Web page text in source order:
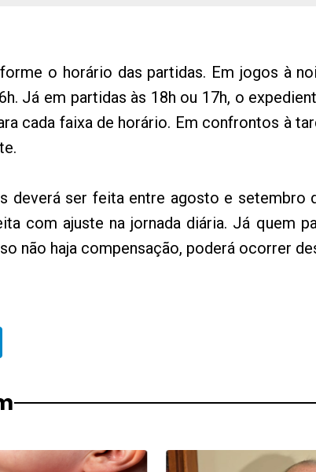
o horário das partidas. Em jogos à
Já em partidas às 18h ou 17h, o
cada faixa de horário. Em confrontos à
deverá ser feita entre agosto e setembro
com ajuste na jornada diária. Já quem
não haja compensação, poderá ocorrer